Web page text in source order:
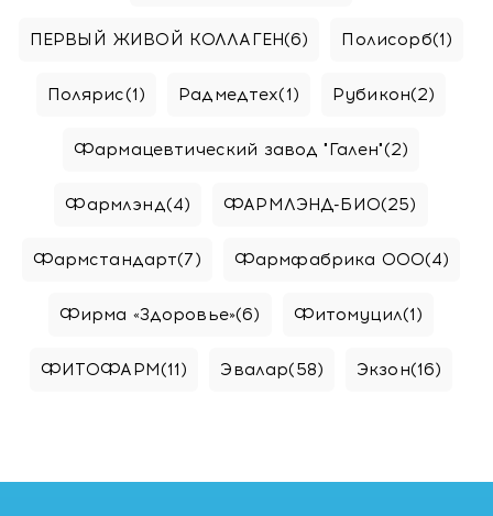
ПЕРВЫЙ ЖИВОЙ КОЛЛАГЕН(6) Полисорб(1)
Полярис(1) Радмедтех(1) Рубикон(2)
Фармацевтический завод "Гален"(2)
Фармлэнд(4) ФАРМЛЭНД-БИО(25)
Фармстандарт(7) Фармфабрика ООО(4)
Фирма «Здоровье»(6) Фитомуцил(1)
ФИТОФАРМ(11) Эвалар(58) Экзон(16)